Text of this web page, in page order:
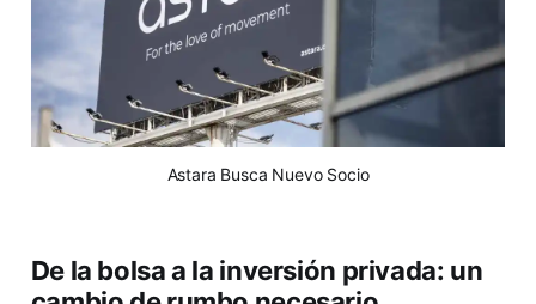
Astara Busca Nuevo Socio
De la bolsa a la inversión privada: un